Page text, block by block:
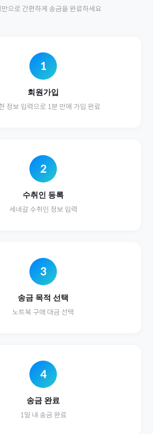
으로 간편하게 송금을 완료하세요
1
회원가입
정보 입력으로 1분 만에 가입 완료
2
수취인 등록
세네갈수취인 정보 입력
3
송금 목적 선택
노트북 구매 대금 선택
4
송금 완료
1일 내 송금 완료